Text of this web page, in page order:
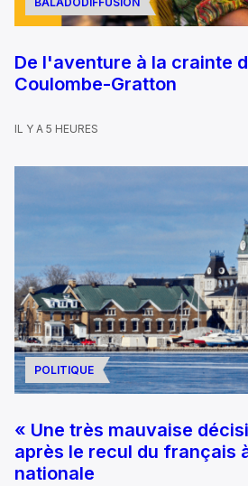
De l'aventure à la crainte
Coulombe-Gratton
IL Y A 5 HEURES
POLITIQUE
« Une très mauvaise
après le recul du français
nationale